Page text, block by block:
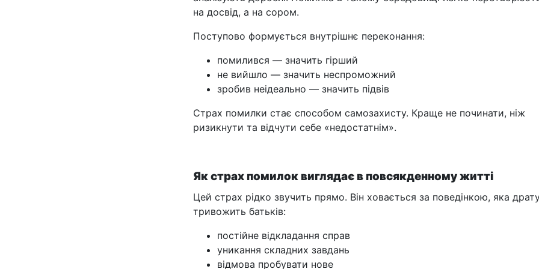
на досвід, а на сором.
Поступово формується внутрішнє переконання:
помилився — значить гірший
не вийшло — значить неспроможний
зробив неідеально — значить підвів
Страх помилки стає способом самозахисту. Краще не починати, ніж
ризикнути та відчути себе «недостатнім».
Як страх помилок виглядає в повсякденному житті
Цей страх рідко звучить прямо. Він ховається за поведінкою, яка
тривожить батьків:
постійне відкладання справ
уникання складних завдань
відмова пробувати нове